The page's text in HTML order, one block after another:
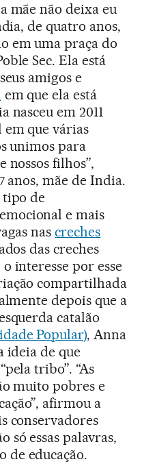
mãe não deixa eu
de quatro anos,
em uma praça do
Sec. Ela está
amigos e
em que ela está
nasceu em 2011
que várias
unimos para
filhos”,
anos, mãe de India.
tipo de
e mais
nascreches
das creches
interesse por esse
compartilhada
depois que a
catalão
Popular), Anna
ideia de que
tribo”. “As
muito pobres e
afirmou a
conservadores
essas palavras,
de educação.